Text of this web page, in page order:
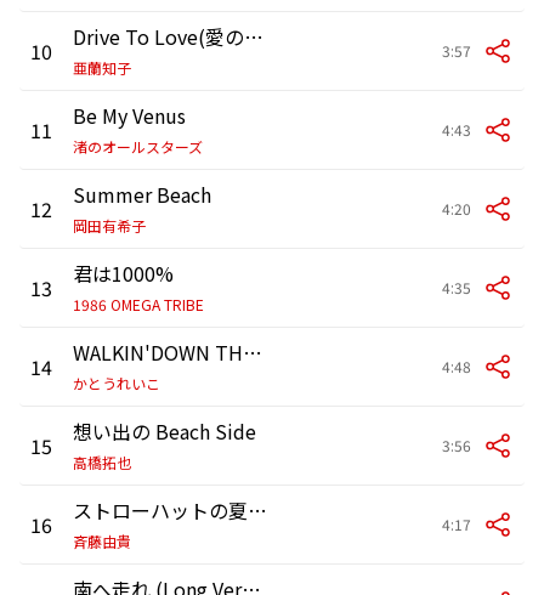
10 Drive To Love(愛の海へ)
亜蘭知子
3:57
11 Be My Venus
渚のオールスターズ
4:43
12 Summer Beach
岡田有希子
4:20
13 君は1000%
1986 OMEGA TRIBE
4:35
14 WALKIN'DOWN THE LOVE
かとうれいこ
4:48
15 想い出の Beach Side
高橋拓也
3:56
16 ストローハットの夏想い
斉藤由貴
4:17
南へ走れ (Long Version)